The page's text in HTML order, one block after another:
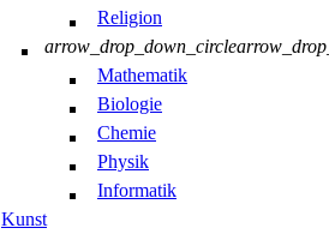
Religion
arrow_drop_down_circle
Mathematik
Biologie
Chemie
Physik
Informatik
Kunst